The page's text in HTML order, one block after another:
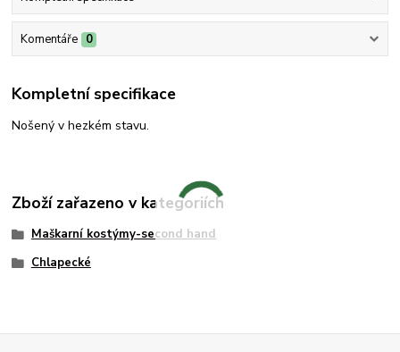
Komentáře 0
Kompletní specifikace
Nošený v hezkém stavu.
Zboží zařazeno v kategoriích
Maškarní kostýmy-second hand
Chlapecké